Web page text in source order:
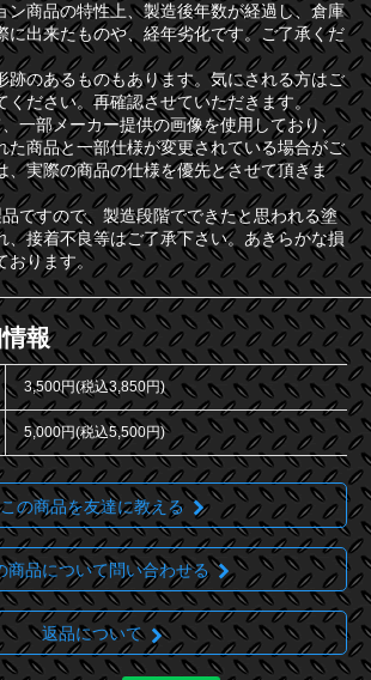
ン商品の特性上、製造後年数が経過し、倉庫
に出来たものや、経年劣化です。ご了承くだ
跡のあるものもあります。気にされる方はご
ください。再確認させていただきます。
一部メーカー提供の画像を使用しており、
た商品と一部仕様が変更されている場合がご
、実際の商品の仕様を優先とさせて頂きま
ですので、製造段階でできたと思われる塗
、接着不良等はご了承下さい。あきらかな損
おります。
報
3,500円(税込3,850円)
5,000円(税込5,500円)
この商品を友達に教える
商品について問い合わせる
返品について